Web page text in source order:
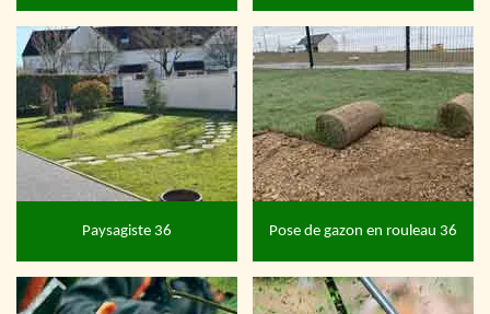
Paysagiste 36 Pose de gazon en rouleau 36